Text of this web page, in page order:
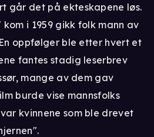
går det på ekteskapene løs.
i 1959 gikk folk mann av
oppfølger ble etter hvert et
fantes stadig leserbrev
mange av dem gav
burde vise mannsfolks
kvinnene som ble drevet